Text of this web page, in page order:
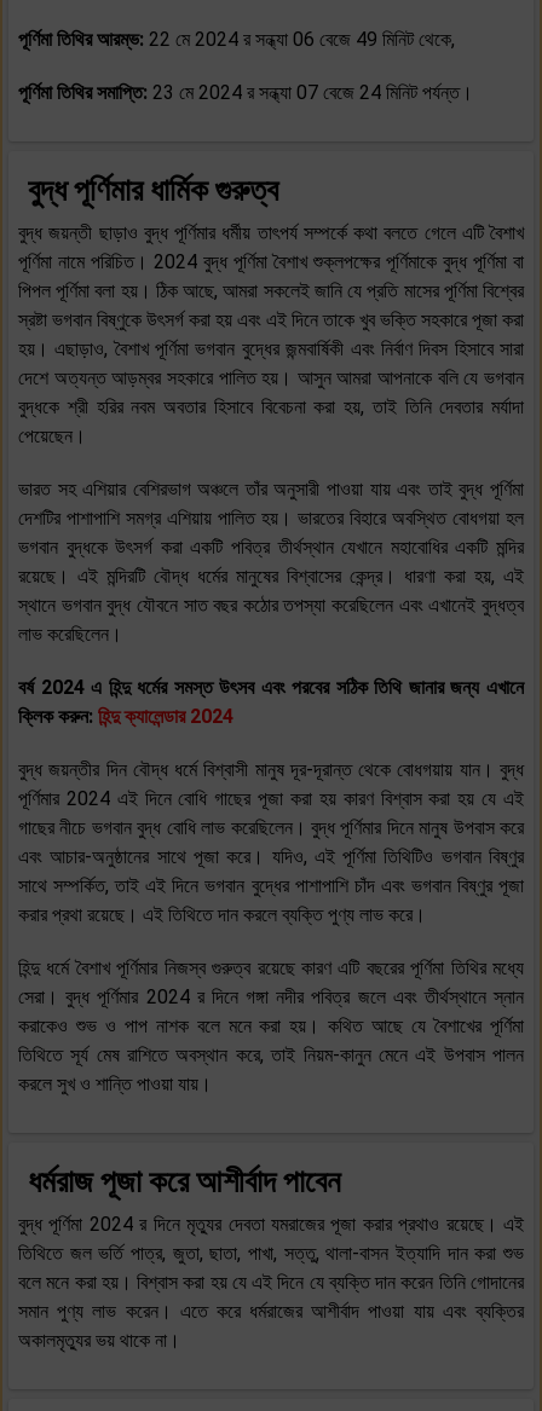
পূর্ণিমা তিথির আরম্ভ: 22 মে 2024 র সন্ধ্যা 06 বেজে 49 মিনিট থেকে,
পূর্ণিমা তিথির সমাপ্তি: 23 মে 2024 র সন্ধ্যা 07 বেজে 24 মিনিট পর্যন্ত।
বুদ্ধ পূর্ণিমার ধার্মিক গুরুত্ব
বুদ্ধ জয়ন্তী ছাড়াও বুদ্ধ পূর্ণিমার ধর্মীয় তাৎপর্য সম্পর্কে কথা বলতে গেলে এটি বৈশাখ
পূর্ণিমা নামে পরিচিত। 2024 বুদ্ধ পূর্ণিমা বৈশাখ শুক্লপক্ষের পূর্ণিমাকে বুদ্ধ পূর্ণিমা বা
পিপল পূর্ণিমা বলা হয়। ঠিক আছে, আমরা সকলেই জানি যে প্রতি মাসের পূর্ণিমা বিশ্বের
স্রষ্টা ভগবান বিষ্ণুকে উৎসর্গ করা হয় এবং এই দিনে তাকে খুব ভক্তি সহকারে পূজা করা
হয়। এছাড়াও, বৈশাখ পূর্ণিমা ভগবান বুদ্ধের জন্মবার্ষিকী এবং নির্বাণ দিবস হিসাবে সারা
দেশে অত্যন্ত আড়ম্বর সহকারে পালিত হয়। আসুন আমরা আপনাকে বলি যে ভগবান
বুদ্ধকে শ্রী হরির নবম অবতার হিসাবে বিবেচনা করা হয়, তাই তিনি দেবতার মর্যাদা
পেয়েছেন।
ভারত সহ এশিয়ার বেশিরভাগ অঞ্চলে তাঁর অনুসারী পাওয়া যায় এবং তাই বুদ্ধ পূর্ণিমা
দেশটির পাশাপাশি সমগ্র এশিয়ায় পালিত হয়। ভারতের বিহারে অবস্থিত বোধগয়া হল
ভগবান বুদ্ধকে উৎসর্গ করা একটি পবিত্র তীর্থস্থান যেখানে মহাবোধির একটি মন্দির
রয়েছে। এই মন্দিরটি বৌদ্ধ ধর্মের মানুষের বিশ্বাসের কেন্দ্র। ধারণা করা হয়, এই
স্থানে ভগবান বুদ্ধ যৌবনে সাত বছর কঠোর তপস্যা করেছিলেন এবং এখানেই বুদ্ধত্ব
লাভ করেছিলেন।
বর্ষ 2024 এ হিন্দু ধর্মের সমস্ত উৎসব এবং পরবের সঠিক তিথি জানার জন্য এখানে
ক্লিক করুন: হিন্দু ক্যালেন্ডার 2024
বুদ্ধ জয়ন্তীর দিন বৌদ্ধ ধর্মে বিশ্বাসী মানুষ দূর-দূরান্ত থেকে বোধগয়ায় যান। বুদ্ধ
পূর্ণিমার 2024 এই দিনে বোধি গাছের পূজা করা হয় কারণ বিশ্বাস করা হয় যে এই
গাছের নীচে ভগবান বুদ্ধ বোধি লাভ করেছিলেন। বুদ্ধ পূর্ণিমার দিনে মানুষ উপবাস করে
এবং আচার-অনুষ্ঠানের সাথে পূজা করে। যদিও, এই পূর্ণিমা তিথিটিও ভগবান বিষ্ণুর
সাথে সম্পর্কিত, তাই এই দিনে ভগবান বুদ্ধের পাশাপাশি চাঁদ এবং ভগবান বিষ্ণুর পূজা
করার প্রথা রয়েছে। এই তিথিতে দান করলে ব্যক্তি পুণ্য লাভ করে।
হিন্দু ধর্মে বৈশাখ পূর্ণিমার নিজস্ব গুরুত্ব রয়েছে কারণ এটি বছরের পূর্ণিমা তিথির মধ্যে
সেরা। বুদ্ধ পূর্ণিমার 2024 র দিনে গঙ্গা নদীর পবিত্র জলে এবং তীর্থস্থানে স্নান
করাকেও শুভ ও পাপ নাশক বলে মনে করা হয়। কথিত আছে যে বৈশাখের পূর্ণিমা
তিথিতে সূর্য মেষ রাশিতে অবস্থান করে, তাই নিয়ম-কানুন মেনে এই উপবাস পালন
করলে সুখ ও শান্তি পাওয়া যায়।
ধর্মরাজ পূজা করে আশীর্বাদ পাবেন
বুদ্ধ পূর্ণিমা 2024 র দিনে মৃত্যুর দেবতা যমরাজের পূজা করার প্রথাও রয়েছে। এই
তিথিতে জল ভর্তি পাত্র, জুতা, ছাতা, পাখা, সত্তু, থালা-বাসন ইত্যাদি দান করা শুভ
বলে মনে করা হয়। বিশ্বাস করা হয় যে এই দিনে যে ব্যক্তি দান করেন তিনি গোদানের
সমান পুণ্য লাভ করেন। এতে করে ধর্মরাজের আশীর্বাদ পাওয়া যায় এবং ব্যক্তির
অকালমৃত্যুর ভয় থাকে না।